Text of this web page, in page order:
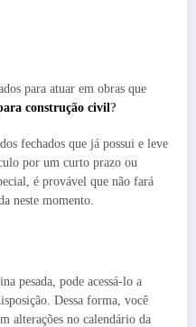
para atuar em obras que
construção civil?
fechados que já possui e leve
por um curto prazo ou
é provável que não fará
neste momento.
pesada, pode acessá-lo a
Dessa forma, você
alterações no calendário da